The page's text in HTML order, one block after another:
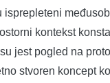
kontekst
jest pogled na
stvoren koncept